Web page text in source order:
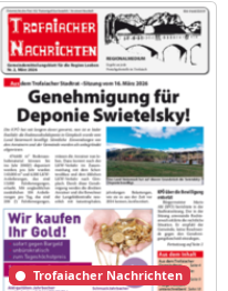
Trofaiacher Nachrichten